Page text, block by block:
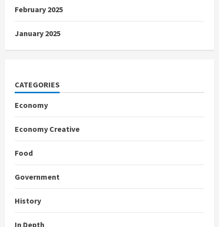
February 2025
January 2025
CATEGORIES
Economy
Economy Creative
Food
Government
History
In Depth